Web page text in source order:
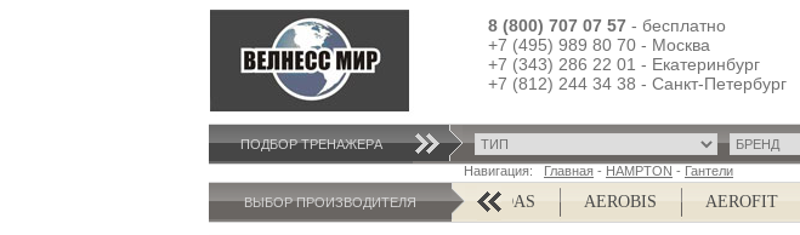
8 (800) 707 07 57 - бесплатно
+7 (495) 989 80 70 - Москва
+7 (343) 286 22 01 - Екатеринбург
+7 (812) 244 34 38 - Санкт-Петербург
ПОДБОР ТРЕНАЖЕРA
Навигация: Главная - HAMPTON - Гантели
ВЫБОР ПРОИЗВОДИТЕЛЯ
AB COASTER ADIDAS AEROBIS AEROFIT